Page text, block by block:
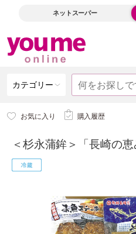
ネットスーパー
カテゴリー
お気に入り 購入履歴
＜杉永蒲鉾＞「長崎の